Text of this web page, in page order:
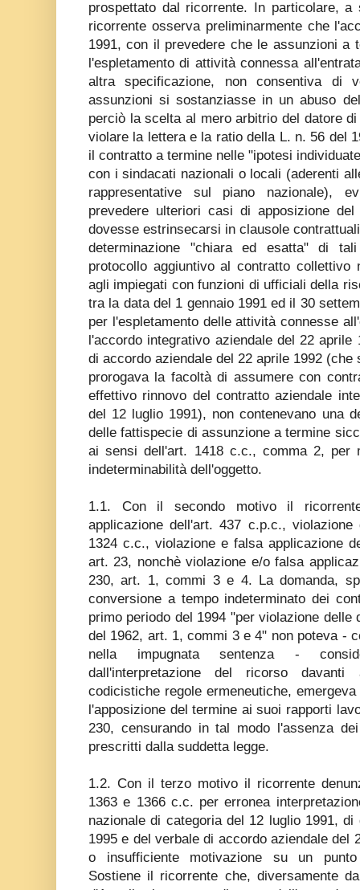
prospettato dal ricorrente. In particolare,
ricorrente osserva preliminarmente che
1991, con il prevedere che le assunzioni a
l'espletamento di attività connessa
altra specificazione, non consentiva
assunzioni si sostanziasse in un abuso
perciò la scelta al mero arbitrio del datore
violare la lettera e la ratio della L. n. 56 del
il contratto a termine nelle "ipotesi
con i sindacati nazionali o locali (aderenti
rappresentative sul piano nazionale),
prevedere ulteriori casi di apposizione
dovesse estrinsecarsi in clausole
determinazione "chiara ed esatta" di
protocollo aggiuntivo al contratto collettivo
agli impiegati con funzioni di ufficiali della
tra la data del 1 gennaio 1991 ed il 30
per l'espletamento delle attività connesse
l'accordo integrativo aziendale del 22
di accordo aziendale del 22 aprile 1992
prorogava la facoltà di assumere con
effettivo rinnovo del contratto aziendale
del 12 luglio 1991), non contenevano una
delle fattispecie di assunzione a termine
ai sensi dell'art. 1418 c.c., comma 2, per
indeterminabilità dell'oggetto.
1.1. Con il secondo motivo il
applicazione dell'art. 437 c.p.c.,
1324 c.c., violazione e falsa applicazione
art. 23, nonchè violazione e/o falsa
230, art. 1, commi 3 e 4. La domanda,
conversione a tempo indeterminato dei
primo periodo del 1994 "per violazione
del 1962, art. 1, commi 3 e 4" non poteva -
nella impugnata sentenza -
dall'interpretazione del ricorso
codicistiche regole ermeneutiche,
l'apposizione del termine ai suoi rapporti
230, censurando in tal modo l'assenza
prescritti dalla suddetta legge.
1.2. Con il terzo motivo il ricorrente
1363 e 1366 c.c. per erronea
nazionale di categoria del 12 luglio 1991,
1995 e del verbale di accordo aziendale del
o insufficiente motivazione su un
Sostiene il ricorrente che, diversamente